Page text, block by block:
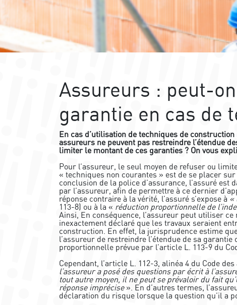
Assureurs : peut-
garantie en cas de
En cas d’utilisation de techniques de
assureurs ne peuvent pas restreindre l’étendue
limiter le montant de ces garanties ? On vous
Pour l’assureur, le seul moyen de refuser ou
« techniques non courantes » est de se placer
conclusion de la police d’assurance, l’assuré est
par l’assureur, afin de permettre à ce dernier
réponse contraire à la vérité, l’assuré s’expose à «
113-8) ou à la « réduction proportionnelle de
Ainsi, En conséquence, l’assureur peut utiliser
inexactement déclaré que les travaux seraient
construction. En effet, la jurisprudence estime
l’assureur de restreindre l’étendue de sa
proportionnelle prévue par l’article L. 113-9 du
Cependant, l’article L. 112-3, alinéa 4 du Code
l’assureur a posé des questions par écrit à
tout autre moyen, il ne peut se prévaloir du fait
réponse imprécise ». En d’autres termes,
déclaration du risque lorsque la question qu’il a